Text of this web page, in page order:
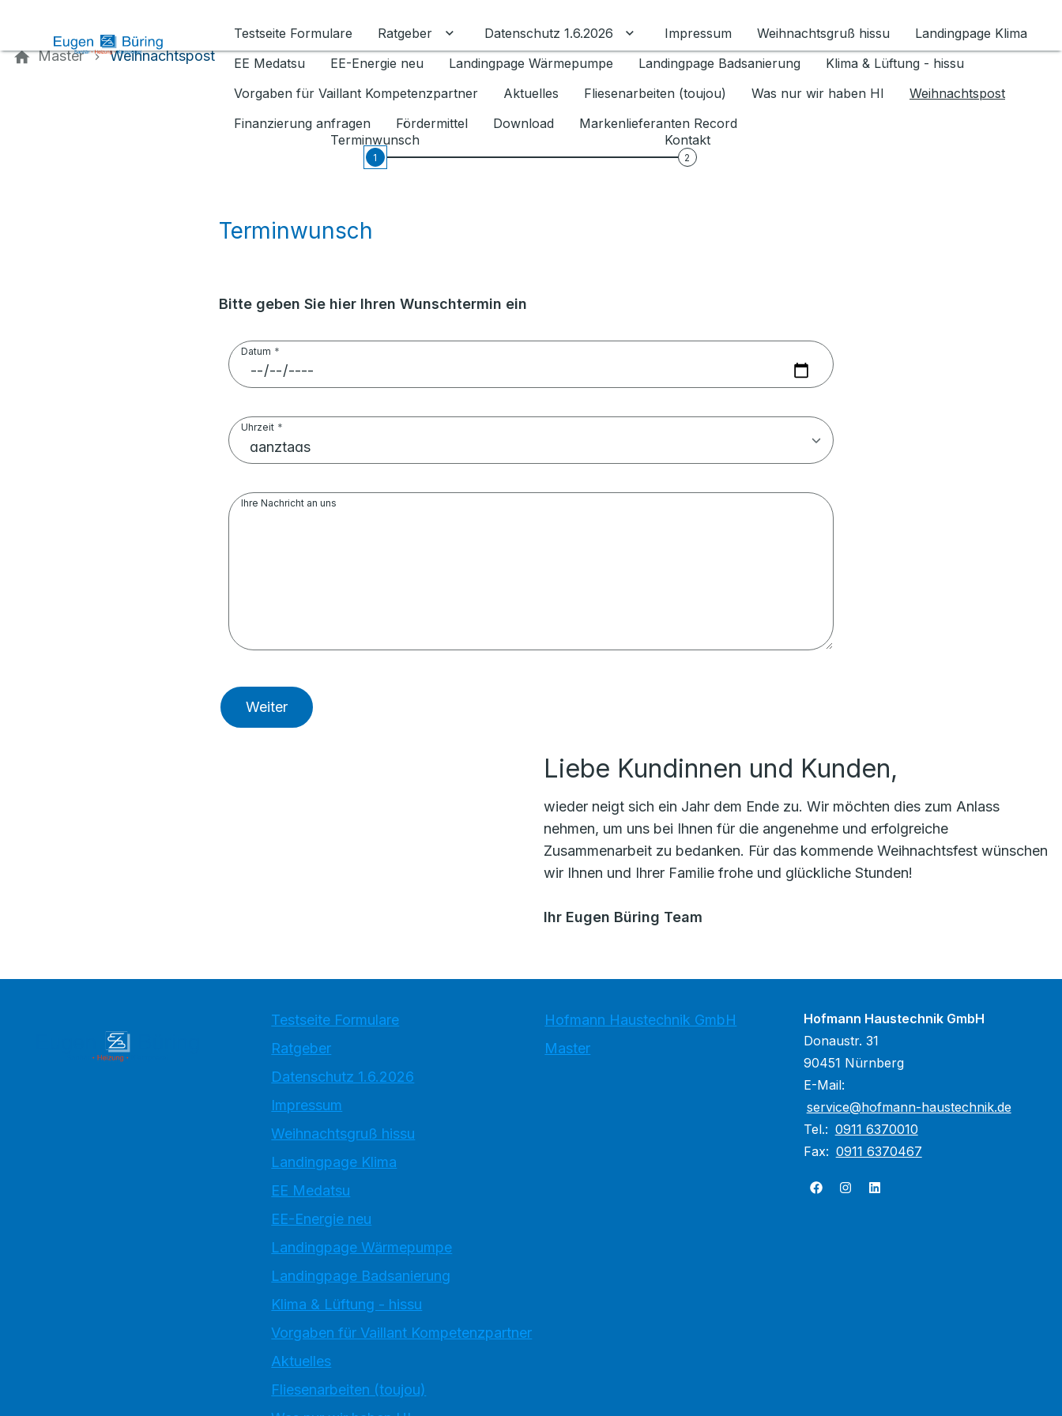
Testseite Formulare
Ratgeber Untermenü für Ratgeber umschalten
Datenschutz 1.6.2026 Untermenü für Datenschutz 1.6.2026 umschalten
Impressum Weihnachtsgruß hissu
Landingpage Klima
EE Medatsu
EE-Energie neu Landingpage Wärmepumpe Landingpage Badsanierung
Klima & Lüftung - hissu
Vorgaben für Vaillant Kompetenzpartner
Aktuelles Fliesenarbeiten (toujou) Was nur wir haben HI
Weihnachtspost
Finanzierung anfragen
Fördermittel Download Markenlieferanten Record
Master Weihnachtspost
Terminwunsch
1
Kontakt
2
Terminwunsch
Bitte geben Sie hier Ihren Wunschtermin ein
Datum
Uhrzeit
Ihre Nachricht an uns
Weiter
Liebe Kundinnen und Kunden,
wieder neigt sich ein Jahr dem Ende zu. Wir möchten dies zum Anlass
nehmen, um uns bei Ihnen für die angenehme und erfolgreiche
Zusammenarbeit zu bedanken. Für das kommende Weihnachtsfest wünschen
wir Ihnen und Ihrer Familie frohe und glückliche Stunden!
Ihr Eugen Büring Team
Testseite Formulare
Ratgeber
Datenschutz 1.6.2026
Impressum
Weihnachtsgruß hissu
Landingpage Klima
EE Medatsu
EE-Energie neu
Landingpage Wärmepumpe
Landingpage Badsanierung
Klima & Lüftung - hissu
Vorgaben für Vaillant Kompetenzpartner
Aktuelles
Fliesenarbeiten (toujou)
Hofmann Haustechnik GmbH
Master
Hofmann Haustechnik GmbH
Donaustr. 31
90451 Nürnberg
E-Mail:
service@hofmann-haustechnik.de
Tel.: 0911 6370010
Fax: 0911 6370467